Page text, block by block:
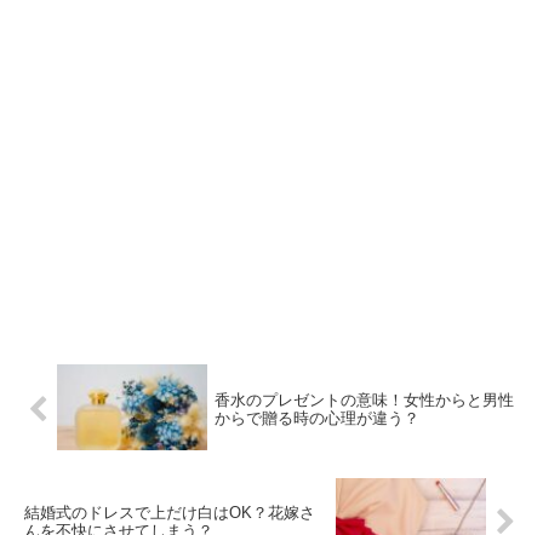
香水のプレゼントの意味！女性からと男性
からで贈る時の心理が違う？
結婚式のドレスで上だけ白はOK？花嫁さ
んを不快にさせてしまう？